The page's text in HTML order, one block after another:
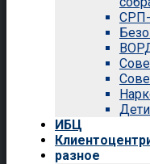
ИБЦ
разное